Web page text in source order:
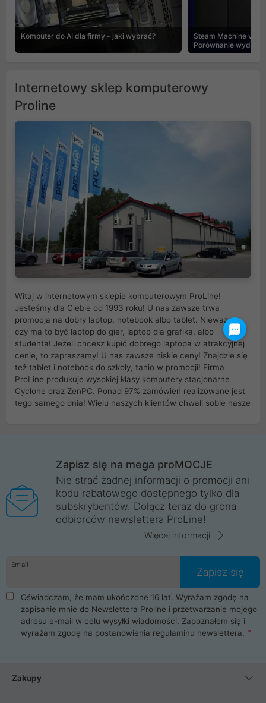
Komputer do AI dla firmy - jaki wybrać?
Steam Machine vs
Porównanie
Internetowy sklep komputerowy
Proline
Witaj w internetowym sklepie komputerowym ProLine!
Jesteśmy dla Ciebie od 1993 roku! U nas zawsze trwa
promocja na dobry laptop, notebook albo tablet. Nieważne
czy ma to być laptop do gier, laptop dla grafika, albo
studenta! Jeżeli chcesz kupić dobrego laptopa w atrakcyjnej
cenie, to zapraszamy! U nas zawsze niskie ceny! Znajdzie się
też tablet i notebook do szkoły, tanio w promocji! Firma
ProLine produkuje wysokiej klasy komputery stacjonarne
Cyclone oraz ZenPC. Ponad 97% zamówień realizowane jest
tego samego dnia! Wielu naszych klientów chwali sobie nasze
Wrocław, Poznań, Legnica, Katowice, Gliwice, Kalisz, Bytom,
Trzebnica, Opole. Szybka i profesjonalna obsługa!
ProLine to polska firma ze 100% polskim kapitałem. Działamy
legalnie i płacimy podatki w naszym kraju! Posiadamy siedzibę
główną w Mirkowie oraz salony na terenie kraju. Cała
komunikacja ze sklepem komputerowym ProLine jest
danych osobowych. Dlatego zakup notebooka albo laptopa w
ProLine to czysta przyjemność i pełne bezpieczeństwo.
Zaopatrzysz się u nas w akcesoria i części komputerowe
takie jak procesory, karty graficzne, płyty główne, pamięci,
dyski SSD, M.2 oraz HDD. Nasi pracownicy pomogą Ci wybrać
najlepszy zasilacz komputerowy oraz obudowę do komputera.
Poza komputerami mamy również najlepsze na rynku
Smartfony takich producentów jak Xiaomi, Apple, Samsung i
wentylatory. Na koniec mając już to wszystko, możesz
Zapisz się na mega proMOCJE
Nie strać żadnej informacji o promocji ani
kodu rabatowego dostępnego tylko dla
subskrybentów. Dołącz teraz do grona
odbiorców newslettera ProLine!
Więcej informacji
Email
Zapisz się
Oświadczam, że mam ukończone 16 lat. Wyrażam zgodę na
zapisanie mnie do Newslettera Proline i przetwarzanie mojego
adresu e-mail w celu wysyłki wiadomości. Zapoznałem się i
wyrażam zgodę na postanowienia regulaminu newslettera.
Zakupy